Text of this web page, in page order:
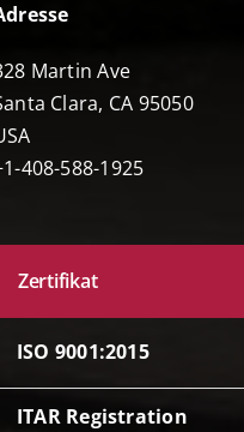
Martin Ave
Clara, CA 95050
408-588-1925
Zertifikat
ISO 9001:2015
ITAR Registration